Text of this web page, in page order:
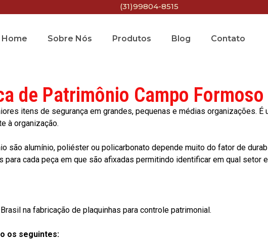
(31)99804-8515
Home Sobre Nós Produtos Blog Contato
de Patrimônio Campo Formoso
itens de segurança em grandes, pequenas e médias organizações. É
à organização.
são alumínio, poliéster ou policarbonato depende muito do fator de
cada peça em que são afixadas permitindo identificar em qual setor
na fabricação de plaquinhas para controle patrimonial.
os seguintes: